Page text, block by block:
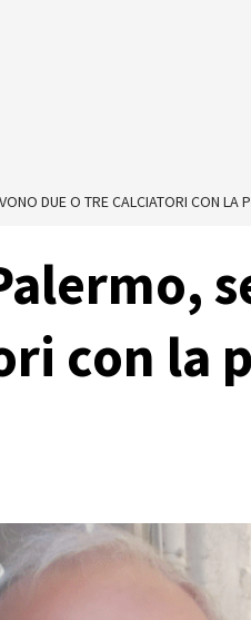
DUE O TRE CALCIATORI CON LA
con la